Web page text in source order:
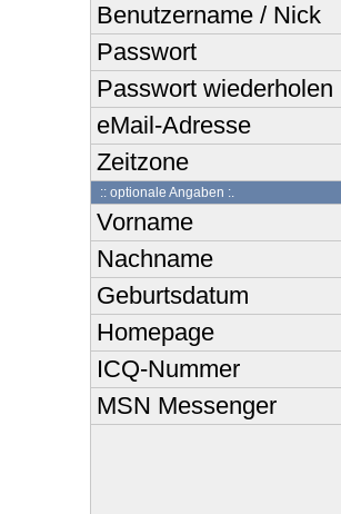
Benutzername / Nick
Passwort
Passwort wiederholen
eMail-Adresse
Zeitzone
:: optionale Angaben :.
Vorname
Nachname
Geburtsdatum
Homepage
ICQ-Nummer
MSN Messenger